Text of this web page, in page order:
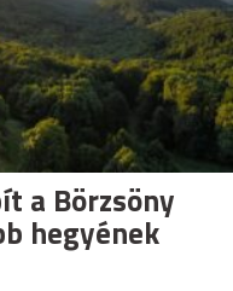
a Börzsöny
hegyének